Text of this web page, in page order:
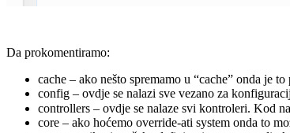
Da prokomentiramo:
cache – ako nešto spremamo u “cache” onda je
config – ovdje se nalazi sve vezano za
controllers – ovdje se nalaze svi kontroleri. Kod
core – ako hoćemo override-ati system onda to